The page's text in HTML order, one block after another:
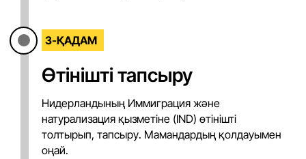
3-ҚАДАМ
Өтінішті тапсыру
Нидерландының Иммиграция және
натурализация қызметіне (IND) өтінішті
толтырып, тапсыру. Мамандардың қолдауымен
оңай.